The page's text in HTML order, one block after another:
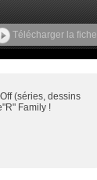
Télécharger la fiche
(séries, dessins
Family !